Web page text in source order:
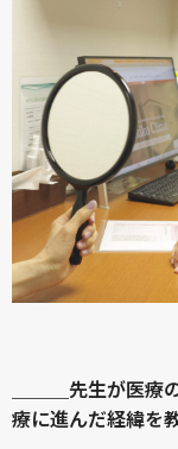
＿＿＿先生が医療
療に進んだ経緯を